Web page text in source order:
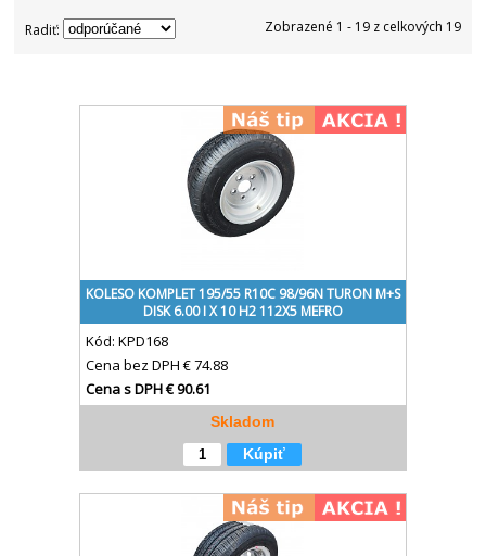
Radiť: Zobrazené 1 - 19 z celkových 19
KOLESO KOMPLET 195/55 R10C 98/96N TURON M+S
DISK 6.00 I X 10 H2 112X5 MEFRO
Kód: KPD168
Cena bez DPH € 74.88
Cena s DPH€ 90.61
Skladom
Kúpiť